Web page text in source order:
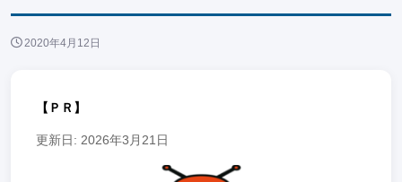
2020年4月12日
【ＰＲ】
更新日: 2026年3月21日